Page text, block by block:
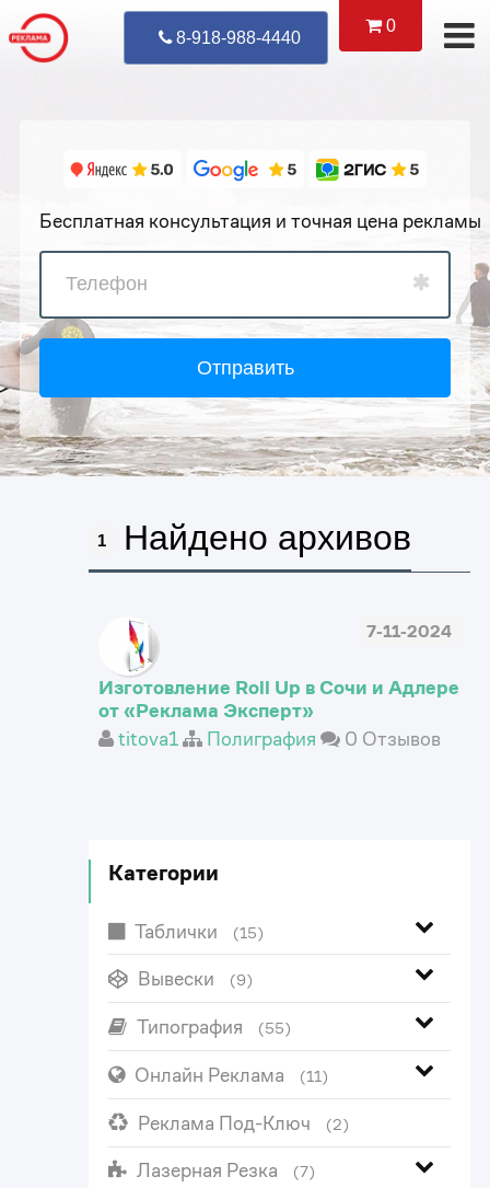
0
8-918-988-4440 Уже
Бесплатная консультация и точная цена рекламы
Отправить
1 Найдено архивов
7-11-2024
Изготовление Roll Up в Сочи и Адлере
от «Реклама Эксперт»
titova1
Полиграфия 0 Отзывов
Категории
Таблички (15)
Вывески (9)
Типография (55)
Онлайн Реклама (11)
Реклама Под-Ключ (2)
Лазерная Резка (7)